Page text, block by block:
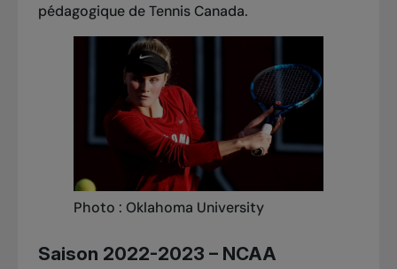
pédagogique de Tennis Canada.
Photo : Oklahoma University
Saison 2022-2023 – NCAA